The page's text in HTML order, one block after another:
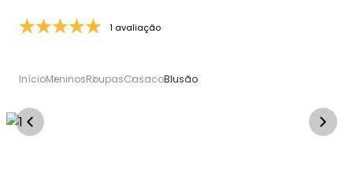
1 avaliação
InícioMeninosRoupasCasacoBlusão